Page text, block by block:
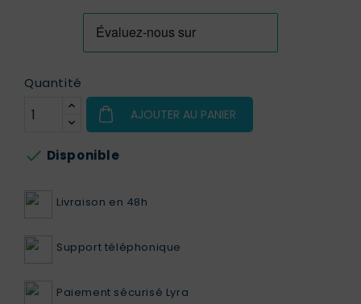
Quantité
AJOUTER AU PANIER
 Disponible
Livraison en 48h
Support téléphonique
Paiement sécurisé Lyra